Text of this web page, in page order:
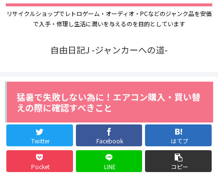
リサイクルショップでレトロゲーム・オーディオ・PCなどのジャンク品を安価
で入手・修理し生活に潤いを与えるのを目的としています
自由日記J -ジャンカーへの道-
猛暑で失敗しない為に！エアコン購入・買い替
えの際に確認すべきこと
Twitter Facebook はてブ
Pocket LINE コピー